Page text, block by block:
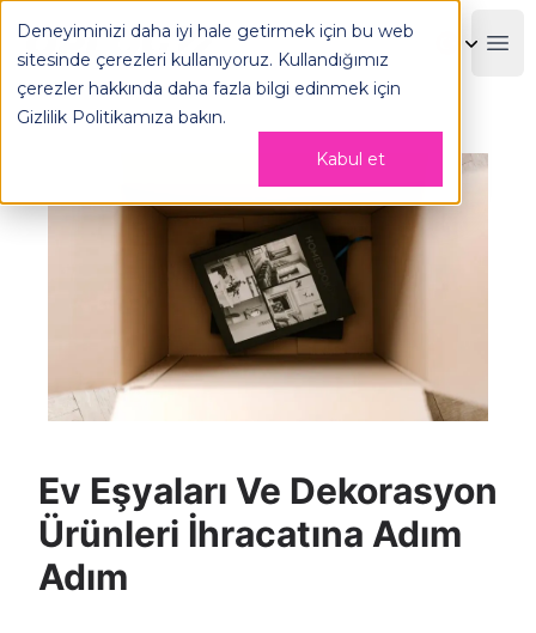
Deneyiminizi daha iyi hale getirmek için bu web
sitesinde çerezleri kullanıyoruz. Kullandığımız
çerezler hakkında daha fazla bilgi edinmek için
Gizlilik Politikamıza bakın.
Kabul et
OPLOG
Ev Eşyaları Ve Dekorasyon
Ürünleri İhracatına Adım
Adım